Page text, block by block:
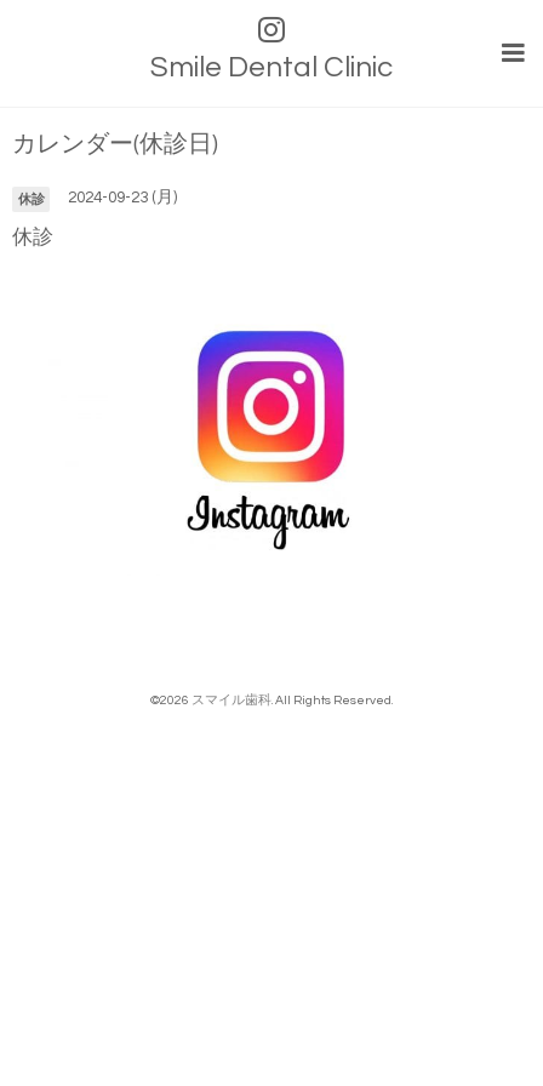
Smile Dental Clinic
カレンダー(休診日)
休診 2024-09-23 (月)
休診
©2026 スマイル歯科 . All Rights Reserved.